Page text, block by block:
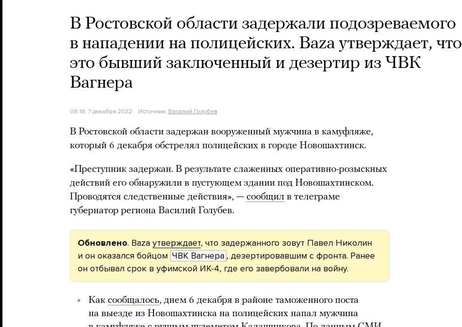
В Ростовской области задержали подозреваемого
в нападении на полицейских. Baza утверждает, что
это бывший заключенный и дезертир из ЧВК
Вагнера
08:18, 7 декабря 2022 Источник: Василий Голубев
В Ростовской области задержан вооруженный мужчина в камуфляже,
который 6 декабря обстрелял полицейских в городе Новошахтинск.
«Преступник задержан. В результате слаженных оперативно-розыскных
действий его обнаружили в пустующем здании под Новошахтинском.
Проводятся следственные действия», — сообщил в телеграме
губернатор региона Василий Голубев.
Обновлено. Baza утверждает, что задержанного зовут Павел Николин
и он оказался бойцом ЧВК Вагнера , дезертировавшим с фронта. Ранее
он отбывал срок в уфимской ИК-4, где его завербовали на войну.
Как сообщалось, днем 6 декабря в районе таможенного поста
на выезде из Новошахтинска на полицейских напал мужчина